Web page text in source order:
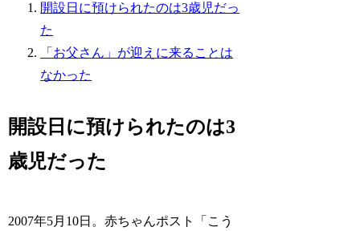
開設日に預けられたのは3歳児だっ
た
「お父さん」が迎えに来ることは
なかった
開設日に預けられたのは3
歳児だった
2007年5月10日。赤ちゃんポスト「こう